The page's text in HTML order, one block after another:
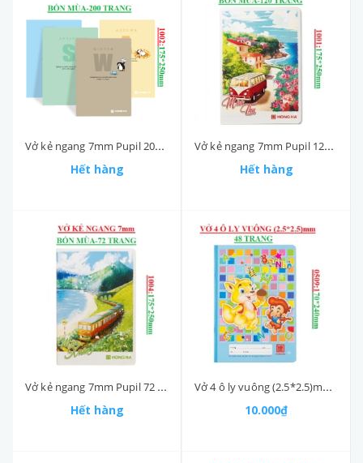
Vở kẻ ngang 7mm Pupil 200 trang Bốn mùa Hồng hà
Hết hàng
Vở kẻ ngang 7mm Pupil 120 trang Bốn mùa Hồng hà
Hết hàng
Vở kẻ ngang 7mm Pupil 72 trang Bốn mùa Hồng hà
Hết hàng
Vở 4 ô ly vuông (2.5*2.5)mm 48 trang 170*240mm bạn nhỏ hồng hà
10.000₫